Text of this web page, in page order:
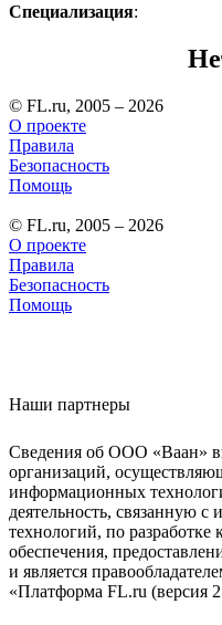
Специализация:
© FL.ru, 2005 – 2026
О проекте
Правила
Безопасность
Помощь
© FL.ru, 2005 – 2026
О проекте
Правила
Безопасность
Помощь
Наши партнеры
Сведения об ООО «Ваан»
организаций,
информационных
деятельность, связанную
технологий, по
обеспечения,
и является
«Платформа FL.ru (версия